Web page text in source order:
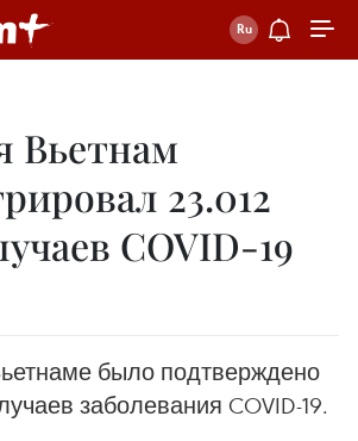
Вьетнам
23.012
COVID-19
было подтверждено
заболевания COVID-19.